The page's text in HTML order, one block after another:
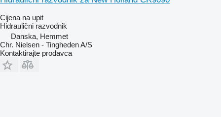
Cijena na upit
Hidraulični razvodnik
Danska, Hemmet
Chr. Nielsen - Tingheden A/S
Kontaktirajte prodavca